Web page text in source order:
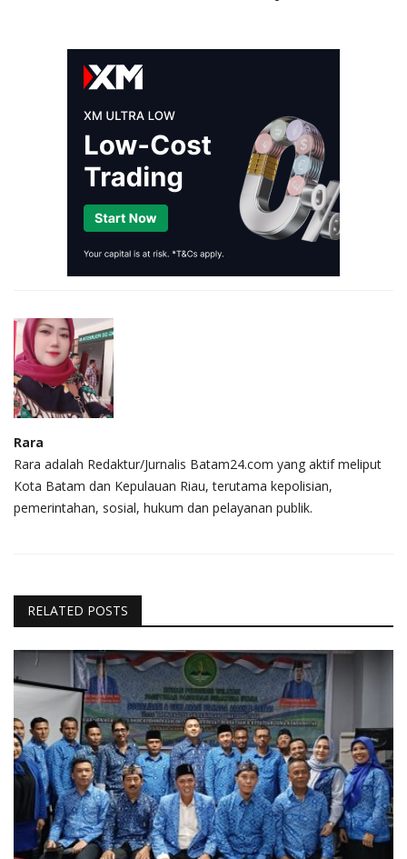
Rara
Rara adalah Redaktur/Jurnalis Batam24.com yang aktif meliput
Kota Batam dan Kepulauan Riau, terutama kepolisian,
pemerintahan, sosial, hukum dan pelayanan publik.
RELATED POSTS